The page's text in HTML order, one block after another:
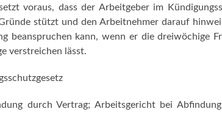
voraus, dass der Arbeitgeber im
stützt und den Arbeitnehmer darauf
beanspruchen kann, wenn er die dreiwöchige
verstreichen lässt.
durch Vertrag; Arbeitsgericht bei